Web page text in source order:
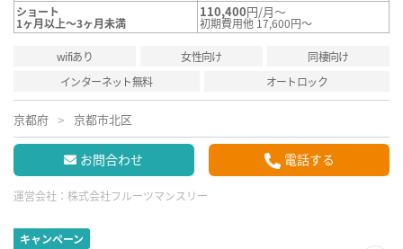
ショート
1ヶ月以上～3ヶ月未満
110,400円/月～
初期費用他 17,600円～
wifiあり 女性向け
同棲向け
インターネット無料
オートロック
京都府 京都市北区
お問合わせ 電話する
運営会社： 株式会社フルーツマンスリー
キャンペーン